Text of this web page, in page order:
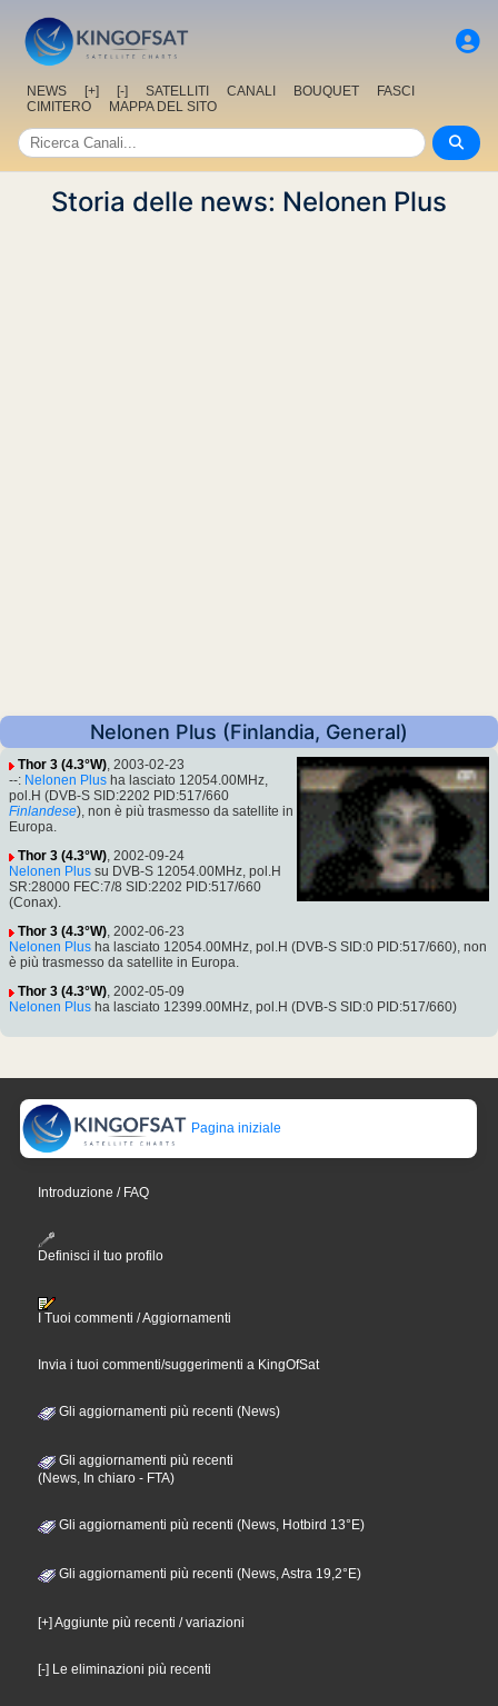
NEWS [+] [-] SATELLITI CANALI BOUQUET
FASCI
CIMITERO
MAPPA DEL SITO
Storia delle news: Nelonen Plus
Nelonen Plus (Finlandia, General)
Thor 3 (4.3°W), 2003-02-23
--: Nelonen Plus ha lasciato 12054.00MHz,
pol.H (DVB-S SID:2202 PID:517/660
Finlandese), non è più trasmesso da satellite in
Europa.
Thor 3 (4.3°W), 2002-09-24
Nelonen Plus su DVB-S 12054.00MHz, pol.H
SR:28000 FEC:7/8 SID:2202 PID:517/660
(Conax).
Thor 3 (4.3°W), 2002-06-23
Nelonen Plus ha lasciato 12054.00MHz, pol.H (DVB-S SID:0 PID:517/660), non
è più trasmesso da satellite in Europa.
Thor 3 (4.3°W), 2002-05-09
Nelonen Plus ha lasciato 12399.00MHz, pol.H (DVB-S SID:0 PID:517/660)
Pagina iniziale
Introduzione / FAQ
Definisci il tuo profilo
I Tuoi commenti / Aggiornamenti
Invia i tuoi commenti/suggerimenti a KingOfSat
Gli aggiornamenti più recenti (News)
Gli aggiornamenti più recenti
(News, In chiaro - FTA)
Gli aggiornamenti più recenti (News, Hotbird 13°E)
Gli aggiornamenti più recenti (News, Astra 19,2°E)
[+] Aggiunte più recenti / variazioni
[-] Le eliminazioni più recenti